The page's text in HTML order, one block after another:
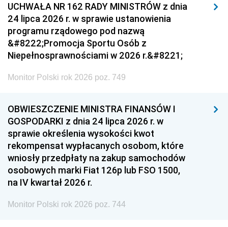
UCHWAŁA NR 162 RADY MINISTRÓW z dnia
24 lipca 2026 r. w sprawie ustanowienia
programu rządowego pod nazwą
&#8222;Promocja Sportu Osób z
Niepełnosprawnościami w 2026 r.&#8221;
Monitor Polski rok 2026 poz. 749
OBWIESZCZENIE MINISTRA FINANSÓW I
GOSPODARKI z dnia 24 lipca 2026 r. w
sprawie określenia wysokości kwot
rekompensat wypłacanych osobom, które
wniosły przedpłaty na zakup samochodów
osobowych marki Fiat 126p lub FSO 1500,
na IV kwartał 2026 r.
Monitor Polski rok 2026 poz. 744